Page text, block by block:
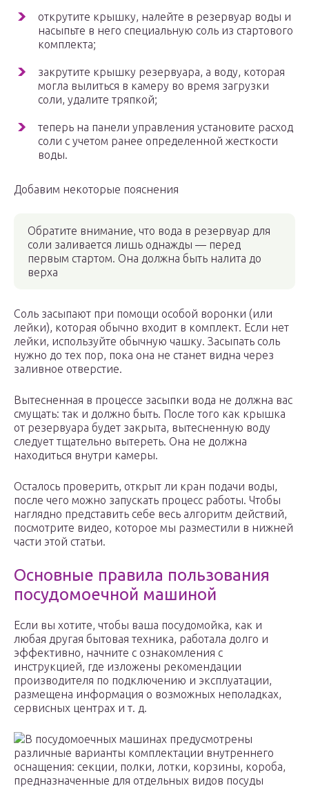
открутите крышку, налейте в резервуар воды и
насыпьте в него специальную соль из стартового
комплекта;
закрутите крышку резервуара, а воду, которая
могла вылиться в камеру во время загрузки
соли, удалите тряпкой;
теперь на панели управления установите расход
соли с учетом ранее определенной жесткости
воды.
Добавим некоторые пояснения
Обратите внимание, что вода в резервуар для
соли заливается лишь однажды — перед
первым стартом. Она должна быть налита до
верха
Соль засыпают при помощи особой воронки (или
лейки), которая обычно входит в комплект. Если нет
лейки, используйте обычную чашку. Засыпать соль
нужно до тех пор, пока она не станет видна через
заливное отверстие.
Вытесненная в процессе засыпки вода не должна вас
смущать: так и должно быть. После того как крышка
от резервуара будет закрыта, вытесненную воду
следует тщательно вытереть. Она не должна
находиться внутри камеры.
Осталось проверить, открыт ли кран подачи воды,
после чего можно запускать процесс работы. Чтобы
наглядно представить себе весь алгоритм действий,
посмотрите видео, которое мы разместили в нижней
части этой статьи.
Основные правила пользования
посудомоечной машиной
Если вы хотите, чтобы ваша посудомойка, как и
любая другая бытовая техника, работала долго и
эффективно, начните с ознакомления с
инструкцией, где изложены рекомендации
производителя по подключению и эксплуатации,
размещена информация о возможных неполадках,
сервисных центрах и т. д.
В посудомоечных машинах предусмотрены
различные варианты комплектации внутреннего
оснащения: секции, полки, лотки, корзины, короба,
предназначенные для отдельных видов посуды